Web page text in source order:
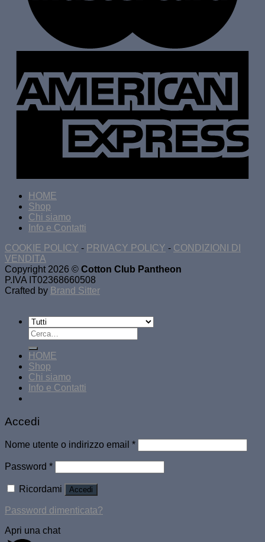
HOME
Shop
Chi siamo
Info e Contatti
COOKIE POLICY - PRIVACY POLICY - CONDIZIONI DI
VENDITA
Copyright 2026 © Cotton Club Pantheon
P.IVA IT02368660508
Crafted by Brand Sitter
Cerca:
HOME
Shop
Chi siamo
Info e Contatti
Accedi
Nome utente o indirizzo email *
Password *
Ricordami Accedi
Password dimenticata?
Apri una chat